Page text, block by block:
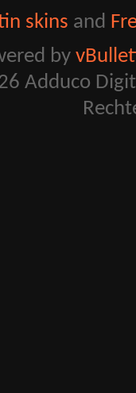
skins and
by
Adduco